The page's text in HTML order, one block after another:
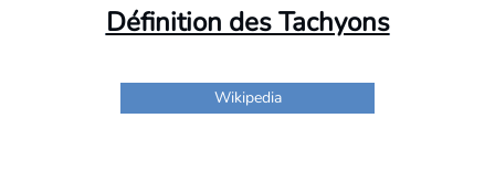
Définition des Tachyons
Wikipedia